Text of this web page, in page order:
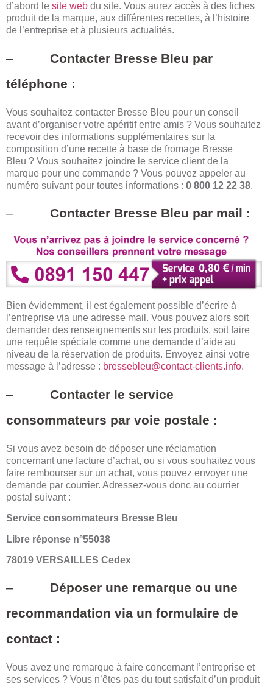
d’abord le site web du site. Vous aurez accès à des fiches
produit de la marque, aux différentes recettes, à l’histoire
de l’entreprise et à plusieurs actualités.
– Contacter Bresse Bleu par
téléphone :
Vous souhaitez contacter Bresse Bleu pour un conseil
avant d’organiser votre apéritif entre amis ? Vous souhaitez
recevoir des informations supplémentaires sur la
composition d’une recette à base de fromage Bresse
Bleu ? Vous souhaitez joindre le service client de la
marque pour une commande ? Vous pouvez appeler au
numéro suivant pour toutes informations : 0 800 12 22 38.
– Contacter Bresse Bleu par mail :
Bien évidemment, il est également possible d’écrire à
l’entreprise via une adresse mail. Vous pouvez alors soit
demander des renseignements sur les produits, soit faire
une requête spéciale comme une demande d’aide au
niveau de la réservation de produits. Envoyez ainsi votre
message à l’adresse : bressebleu@contact-clients.info.
– Contacter le service
consommateurs par voie postale :
Si vous avez besoin de déposer une réclamation
concernant une facture d’achat, ou si vous souhaitez vous
faire rembourser sur un achat, vous pouvez envoyer une
demande par courrier. Adressez-vous donc au courrier
postal suivant :
Service consommateurs Bresse Bleu
Libre réponse n°55038
78019 VERSAILLES Cedex
– Déposer une remarque ou une
recommandation via un formulaire de
contact :
Vous avez une remarque à faire concernant l’entreprise et
ses services ? Vous n’êtes pas du tout satisfait d’un produit